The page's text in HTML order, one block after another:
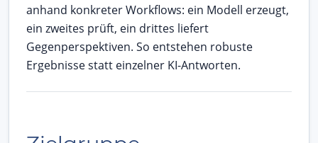
anhand konkreter Workflows: ein Modell erzeugt,
ein zweites prüft, ein drittes liefert
Gegenperspektiven. So entstehen robuste
Ergebnisse statt einzelner KI-Antworten.